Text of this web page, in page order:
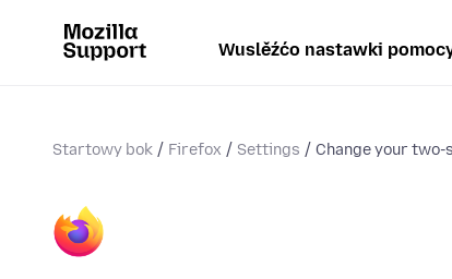
Wuslěźćo nastawki
Startowy bok Firefox Settings Change your